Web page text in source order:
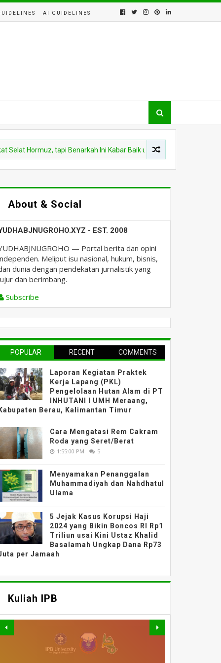
AI GUIDELINES
tapi Benarkah Ini Kabar Baik untuk Dompet Rakyat?
About & Social
- EST. 2008
— Portal berita dan opini
Meliput isu nasional, hukum, bisnis,
dunia dengan pendekatan jurnalistik yang
dan berimbang.
Subscribe
POPULAR RECENT COMMENTS
Laporan Kegiatan Praktek
Kerja Lapang (PKL)
Pengelolaan Hutan Alam di PT
INHUTANI I UMH Meraang,
Kabupaten Berau, Kalimantan Timur
Cara Mengatasi Rem Cakram
Roda yang Seret/Berat
1:55:00 PM 5
Menyamakan Penanggalan
Muhammadiyah dan Nahdhatul
Ulama
5 Jejak Kasus Korupsi Haji
2024 yang Bikin Boncos RI Rp1
Triliun usai Kini Ustaz Khalid
Basalamah Ungkap Dana Rp73
per Jamaah
Kuliah IPB